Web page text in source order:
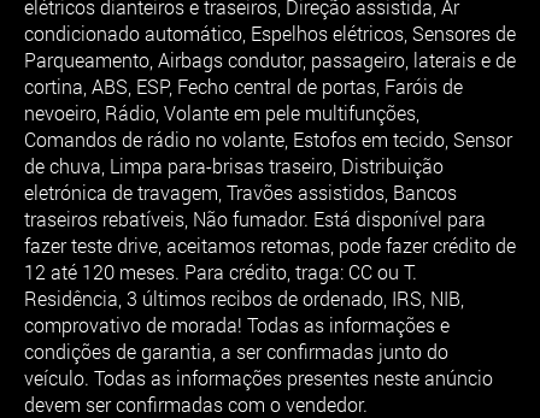
elétricos dianteiros e traseiros, Direção assistida, Ar
condicionado automático, Espelhos elétricos, Sensores de
Parqueamento, Airbags condutor, passageiro, laterais e de
cortina, ABS, ESP, Fecho central de portas, Faróis de
nevoeiro, Rádio, Volante em pele multifunções,
Comandos de rádio no volante, Estofos em tecido, Sensor
de chuva, Limpa para-brisas traseiro, Distribuição
eletrónica de travagem, Travões assistidos, Bancos
traseiros rebatíveis, Não fumador. Está disponível para
fazer teste drive, aceitamos retomas, pode fazer crédito de
12 até 120 meses. Para crédito, traga: CC ou T.
Residência, 3 últimos recibos de ordenado, IRS, NIB,
comprovativo de morada! Todas as informações e
condições de garantia, a ser confirmadas junto do
veículo. Todas as informações presentes neste anúncio
devem ser confirmadas com o vendedor.